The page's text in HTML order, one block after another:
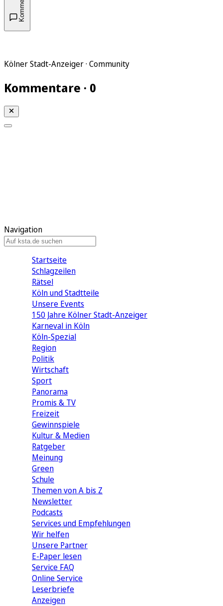
Kölner Stadt-Anzeiger · Community
Kommentare · 0
Navigation
Startseite
Schlagzeilen
Rätsel
Köln und Stadtteile
Unsere Events
150 Jahre Kölner Stadt-Anzeiger
Karneval in Köln
Köln-Spezial
Region
Politik
Wirtschaft
Sport
Panorama
Promis & TV
Freizeit
Gewinnspiele
Kultur & Medien
Ratgeber
Meinung
Green
Schule
Themen von A bis Z
Newsletter
Podcasts
Services und Empfehlungen
Wir helfen
Unsere Partner
E-Paper lesen
Service FAQ
Online Service
Leserbriefe
Anzeigen